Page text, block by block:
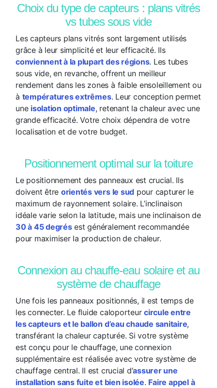
Choix du type de capteurs : plans vitrés
vs tubes sous vide
Les capteurs plans vitrés sont largement utilisés
grâce à leur simplicité et leur efficacité. Ils
conviennent à la plupart des régions. Les tubes
sous vide, en revanche, offrent un meilleur
rendement dans les zones à faible ensoleillement ou
à températures extrêmes. Leur conception permet
une isolation optimale, retenant la chaleur avec une
grande efficacité. Votre choix dépendra de votre
localisation et de votre budget.
Positionnement optimal sur la toiture
Le positionnement des panneaux est crucial. Ils
doivent être orientés vers le sud pour capturer le
maximum de rayonnement solaire. L’inclinaison
idéale varie selon la latitude, mais une inclinaison de
30 à 45 degrésest généralement recommandée
pour maximiser la production de chaleur.
Connexion au chauffe-eau solaire et au
système de chauffage
Une fois les panneaux positionnés, il est temps de
les connecter. Le fluide caloporteurcircule entre
les capteurs et le ballon d’eau chaude sanitaire,
transférant la chaleur capturée. Si votre système
est conçu pour le chauffage, une connexion
supplémentaire est réalisée avec votre système de
chauffage central. Il est crucial d’assurer une
installation sans fuite et bien isolée. Faire appel à